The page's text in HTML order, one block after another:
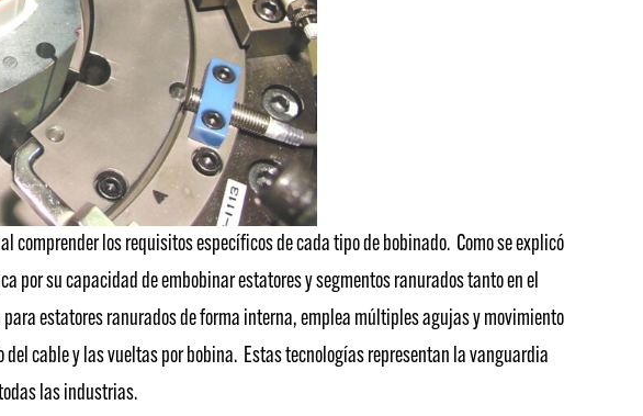
los requisitos específicos de cada tipo de bobinado. Como se explicó
por su capacidad de embobinar estatores y segmentos ranurados tanto en el
estatores ranurados de forma interna, emplea múltiples agujas y movimiento
cable y las vueltas por bobina. Estas tecnologías representan la vanguardia
las industrias.